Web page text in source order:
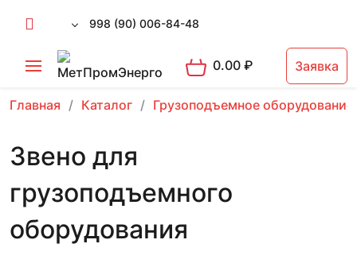
998 (90) 006-84-48
0.00₽ Заявка
Главная Каталог Грузоподъемное оборудование
Звено для
грузоподъемного
оборудования